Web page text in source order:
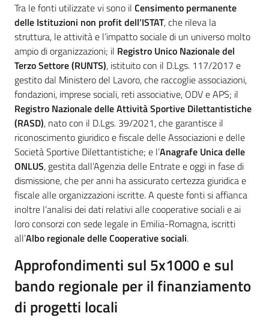
Tra le fonti utilizzate vi sono il Censimento permanente
delle Istituzioni non profit dell’ISTAT, che rileva la
struttura, le attività e l’impatto sociale di un universo molto
ampio di organizzazioni; il Registro Unico Nazionale del
Terzo Settore (RUNTS), istituito con il D.Lgs. 117/2017 e
gestito dal Ministero del Lavoro, che raccoglie associazioni,
fondazioni, imprese sociali, reti associative, ODV e APS; il
Registro Nazionale delle Attività Sportive Dilettantistiche
(RASD), nato con il D.Lgs. 39/2021, che garantisce il
riconoscimento giuridico e fiscale delle Associazioni e delle
Società Sportive Dilettantistiche; e l’Anagrafe Unica delle
ONLUS, gestita dall’Agenzia delle Entrate e oggi in fase di
dismissione, che per anni ha assicurato certezza giuridica e
fiscale alle organizzazioni iscritte. A queste fonti si affianca
inoltre l’analisi dei dati relativi alle cooperative sociali e ai
loro consorzi con sede legale in Emilia-Romagna, iscritti
all’Albo regionale delle Cooperative sociali.
Approfondimenti sul 5x1000 e sul
bando regionale per il finanziamento
di progetti locali